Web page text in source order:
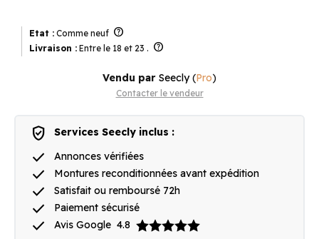
Etat : Comme neuf help
Livraison : Entre le 18 et 23 . help
Vendu par Seecly(Pro)
Contacter le vendeur
verified_user Services Seecly inclus :
done Annonces vérifiées
done Montures reconditionnées avant expédition
done Satisfait ou remboursé 72h
done Paiement sécurisé
done Avis Google 4.8